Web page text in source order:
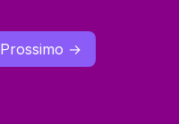
Prossimo →